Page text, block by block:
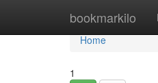
bookmarkilo
Home
Home
1